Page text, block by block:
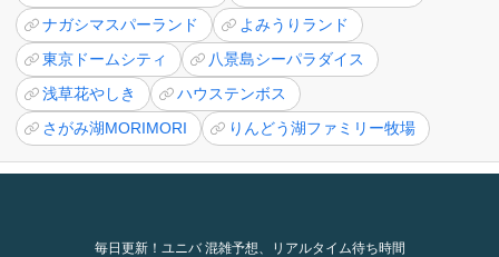
ナガシマスパーランド
よみうりランド
東京ドームシティ
八景島シーパラダイス
浅草花やしき
ハウステンボス
さがみ湖MORIMORI
りんどう湖ファミリー牧場
毎日更新！ユニバ 混雑予想、リアルタイム待ち時間